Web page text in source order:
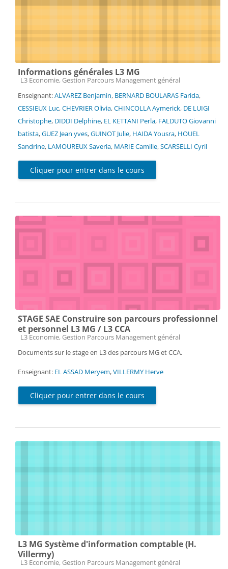
Informations générales L3 MG
Catégorie de cours
L3 Economie, Gestion Parcours Management général
Enseignant:ALVAREZ Benjamin, BERNARD BOULARAS Farida,
CESSIEUX Luc,CHEVRIER Olivia,CHINCOLLA Aymerick, DE LUIGI
Christophe, DIDDI Delphine, EL KETTANI Perla, FALDUTO Giovanni
batista,GUEZ Jean yves,GUINOT Julie, HAIDA Yousra, HOUEL
Sandrine, LAMOUREUX Saveria, MARIE Camille,SCARSELLI Cyril
Cliquer pour entrer dans le cours
STAGE SAE Construire son parcours professionnel
et personnel L3 MG / L3 CCA
Catégorie de cours
L3 Economie, Gestion Parcours Management général
Documents sur le stage en L3 des parcours MG et CCA.
Enseignant: EL ASSAD Meryem,VILLERMY Herve
Cliquer pour entrer dans le cours
L3 MG Système d'information comptable (H.
Villermy)
Catégorie de cours
L3 Economie, Gestion Parcours Management général